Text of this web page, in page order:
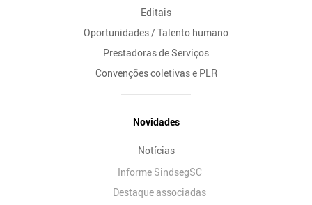
Editais
Oportunidades / Talento humano
Prestadoras de Serviços
Convenções coletivas e PLR
Novidades
Notícias
Informe SindsegSC
Destaque associadas